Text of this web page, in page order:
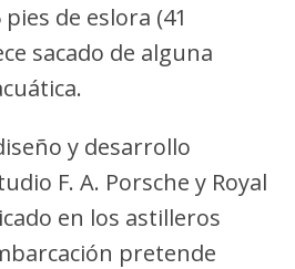
de eslora (41
sacado de alguna
y desarrollo
F. A. Porsche y Royal
en los astilleros
pretende